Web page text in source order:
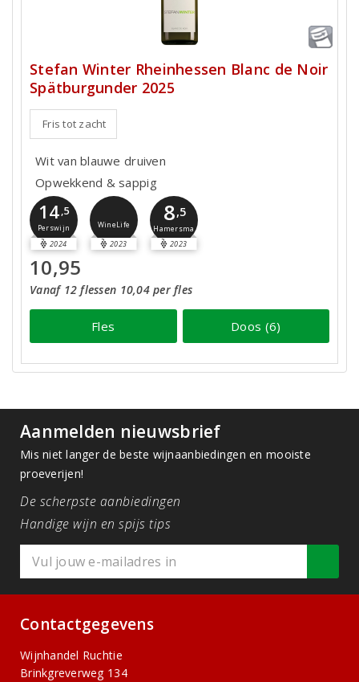
Stefan Winter Rheinhessen Blanc de Noir
Spätburgunder 2025
Fris tot zacht
Wit van blauwe druiven
Opwekkend & sappig
14,5
Perswijn
2024
WineLife
2023
8,5
Hamersma
2023
10,95
Vanaf 12 flessen 10,04 per fles
Fles Doos (6)
Aanmelden nieuwsbrief
Mis niet langer de beste wijnaanbiedingen en mooiste
proeverijen!
De scherpste aanbiedingen
Handige wijn en spijs tips
Contactgegevens
Wijnhandel Ruchtie
Brinkgreverweg 134